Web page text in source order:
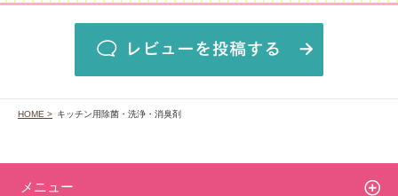
HOME > キッチン用除菌・洗浄・消臭剤
メニュー